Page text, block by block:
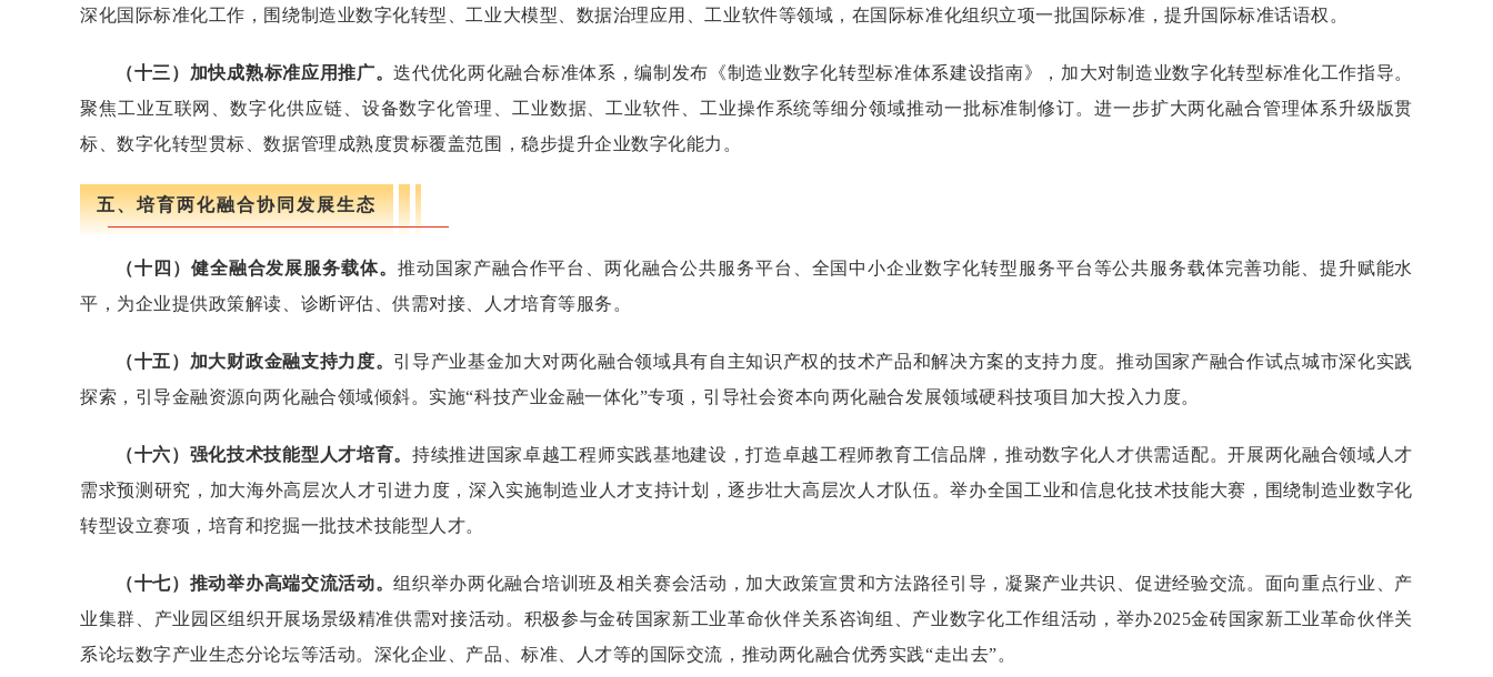
深化国际标准化工作，围绕制造业数字化转型、工业大模型、数据治理应用、工业软件等领域，在国际标准化组织立项一批国际标准，提升国际标准话语权。
（十三）加快成熟标准应用推广。迭代优化两化融合标准体系，编制发布《制造业数字化转型标准体系建设指南》，加大对制造业数字化转型标准化工作指导。
聚焦工业互联网、数字化供应链、设备数字化管理、工业数据、工业软件、工业操作系统等细分领域推动一批标准制修订。进一步扩大两化融合管理体系升级版贯
标、数字化转型贯标、数据管理成熟度贯标覆盖范围，稳步提升企业数字化能力。
五、培育两化融合协同发展生态
（十四）健全融合发展服务载体。 推动国家产融合作平台、两化融合公共服务平台、全国中小企业数字化转型服务平台等公共服务载体完善功能、提升赋能水
平，为企业提供政策解读、诊断评估、供需对接、人才培育等服务。
（十五）加大财政金融支持力度。 引导产业基金加大对两化融合领域具有自主知识产权的技术产品和解决方案的支持力度。推动国家产融合作试点城市深化实践
探索，引导金融资源向两化融合领域倾斜。实施“科技产业金融一体化”专项，引导社会资本向两化融合发展领域硬科技项目加大投入力度。
（十六）强化技术技能型人才培育。 持续推进国家卓越工程师实践基地建设，打造卓越工程师教育工信品牌，推动数字化人才供需适配。开展两化融合领域人才
需求预测研究，加大海外高层次人才引进力度，深入实施制造业人才支持计划，逐步壮大高层次人才队伍。举办全国工业和信息化技术技能大赛，围绕制造业数字化
转型设立赛项，培育和挖掘一批技术技能型人才。
（十七）推动举办高端交流活动。组织举办两化融合培训班及相关赛会活动，加大政策宣贯和方法路径引导，凝聚产业共识、促进经验交流。面向重点行业、产
业集群、产业园区组织开展场景级精准供需对接活动。积极参与金砖国家新工业革命伙伴关系咨询组、产业数字化工作组活动，举办2025金砖国家新工业革命伙伴关
系论坛数字产业生态分论坛等活动。深化企业、产品、标准、人才等的国际交流，推动两化融合优秀实践“走出去”。